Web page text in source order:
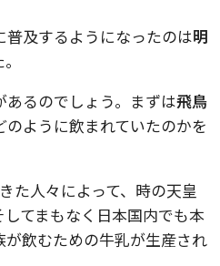
普及するようになったのは明
るのでしょう。まずは飛鳥
のように飲まれていたのかを
た人々によって、時の天皇
てまもなく日本国内でも本
飲むための牛乳が生産され